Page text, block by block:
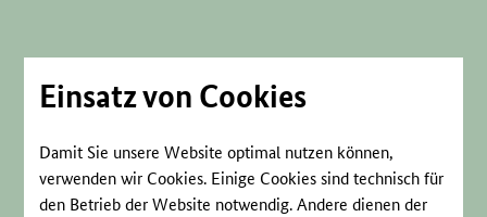
Einsatz von Cookies
Damit Sie unsere Website optimal nutzen können,
verwenden wir Cookies. Einige Cookies sind technisch für
den Betrieb der Website notwendig. Andere dienen der